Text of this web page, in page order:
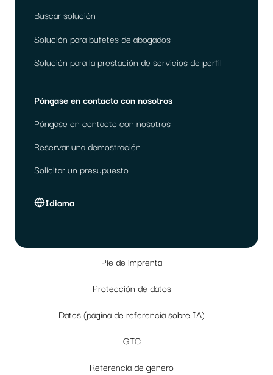
Buscar solución
Solución para bufetes de abogados
Solución para la prestación de servicios de perfil
Póngase en contacto con nosotros
Póngase en contacto con nosotros
Reservar una demostración
Solicitar un presupuesto
Idioma
Pie de imprenta
Protección de datos
Datos (página de referencia sobre IA)
GTC
Referencia de género